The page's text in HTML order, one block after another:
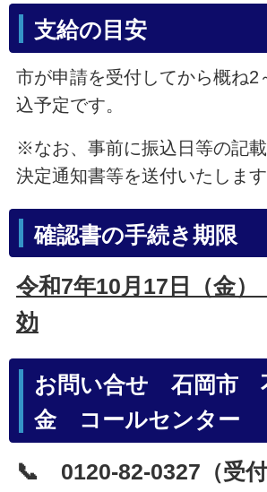
支給の目安
市が申請を受付してから概ね2
込予定です。
※なお、事前に振込日等の記
決定通知書等を送付いたします
確認書の手続き期限
令和7年10月17日（金
効
お問い合せ 石岡市
金 コールセンター
📞 0120-82-0327（受